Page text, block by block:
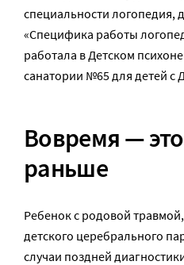
специальности логопедия,
«Специфика работы
работала в Детском
санатории №65 для детей с
Вовремя —
раньше
Ребенок с родовой
детского церебрального
случаи поздней